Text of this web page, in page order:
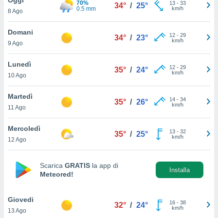
è
al sito
di
ci
di
il
un
la
nella
8 Ago
70%
0.5 mm
34° / 25° 13- 33
km/h
Domani
9 Ago
34° / 23° 12- 29
km/h
Lunedì
10 Ago
35° / 24° 12- 29
km/h
Martedì
11 Ago
35° / 26° 14- 34
km/h
Mercoledì
12 Ago
35° / 25° 13- 32
km/h
Scarica GRATIS la app di
Meteored!
Installa
Giovedi
13 Ago
32° / 24° 16- 38
km/h